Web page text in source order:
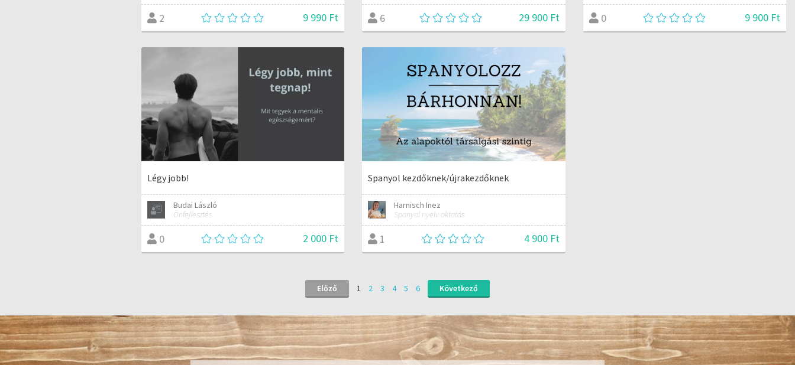
2 9 990 Ft 6 29 900 Ft 0 9 900 Ft
Légy jobb!
Budai László
Önfejlesztés
0 2 000 Ft
Spanyol kezdőknek/újrakezdőknek
Harnisch Inez
Spanyol nyelv oktatás
1 4 900 Ft
Előző 1 2 3 4 5 6 Következő